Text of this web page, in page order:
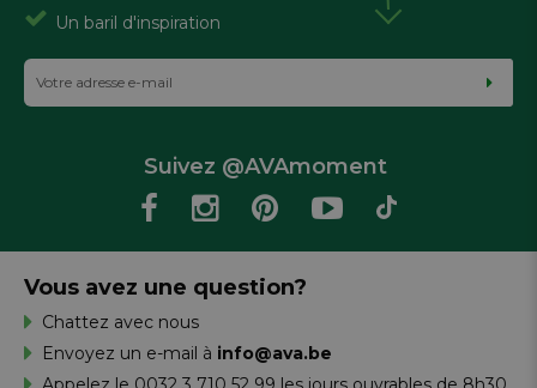
Un baril d'inspiration
Suivez @AVAmoment
Vous avez une question?
Chattez avec nous
Envoyez un e-mail à info@ava.be